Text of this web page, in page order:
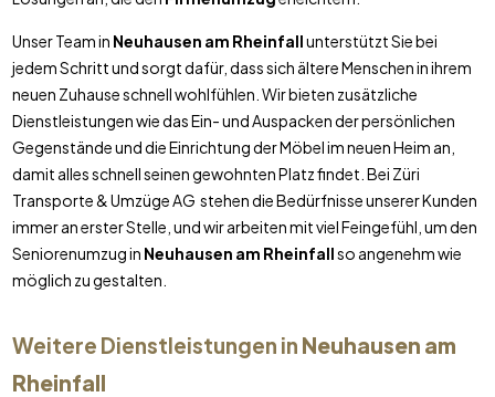
Unser Team in Neuhausen am Rheinfallunterstützt Sie bei
jedem Schritt und sorgt dafür, dass sich ältere Menschen in ihrem
neuen Zuhause schnell wohlfühlen. Wir bieten zusätzliche
Dienstleistungen wie das Ein- und Auspacken der persönlichen
Gegenstände und die Einrichtung der Möbel im neuen Heim an,
damit alles schnell seinen gewohnten Platz findet. Bei Züri
Transporte & Umzüge AG stehen die Bedürfnisse unserer Kunden
immer an erster Stelle, und wir arbeiten mit viel Feingefühl, um den
Seniorenumzug in Neuhausen am Rheinfallso angenehm wie
möglich zu gestalten.
Weitere Dienstleistungen in Neuhausen am
Rheinfall